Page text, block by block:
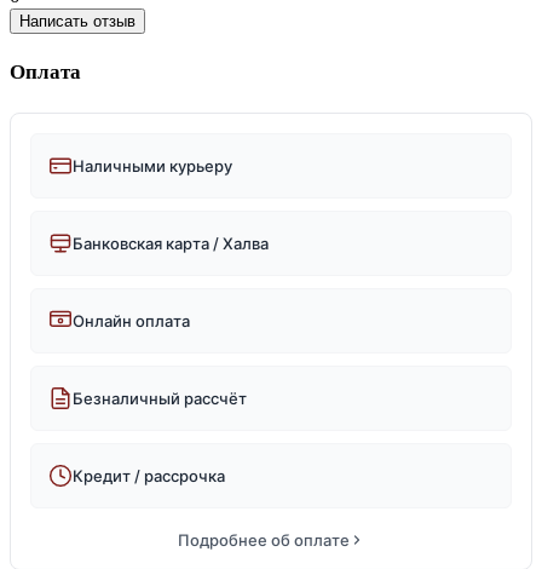
Написать отзыв
Оплата
Наличными курьеру
Банковская карта / Халва
Онлайн оплата
Безналичный рассчёт
Кредит / рассрочка
Подробнее об оплате